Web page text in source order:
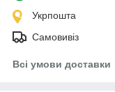
Укрпошта
Самовивіз
Всі умови доставки